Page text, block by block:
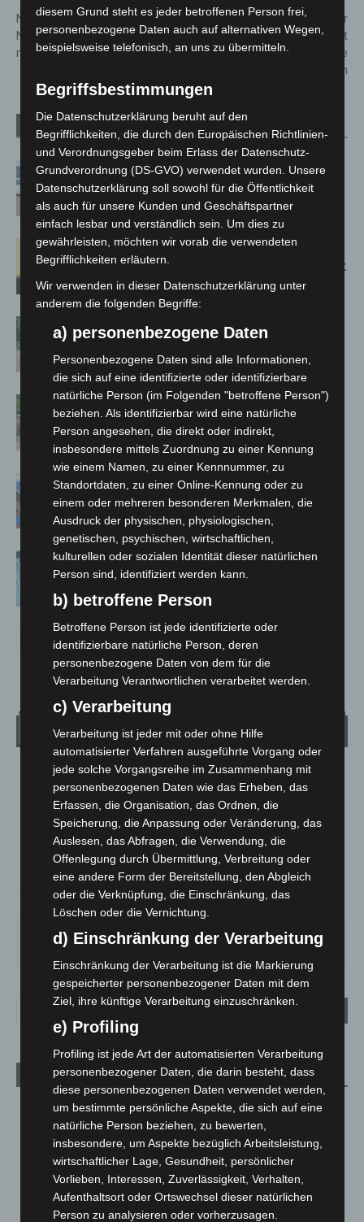
Neue Staffel „Seelöwe & Co.“:
NDR startet ab 8. Dezember
mit 13 frischen Folgen
Johanniter fordern mehr
Unterstützung: Ehrenamt
braucht starke
Rahmenbedingungen
Mehr vom Autor
Niedersachsen: Feuerwehrkräfte
kehren nach Waldbrandeinsatz aus
Spanien zurück
Hannover: Erste Tigermücken-
Population in Niedersachsen entdeckt
Brand im „Haus der Begegnung“ in
Neuwarmbüchen schnell eingedämmt
Region Hannover: 21 neue
Notfallsanitäter starten beim Roten
Kreuz
Mann läuft mit Hockeyschläger über
A7 – Polizei sucht Zeugen
Anklage nach Abschaltung von
„Archetyp Market“ erhoben
Wetter
LANGENHAGEN
Bedeckt
19.1°C 19.5°
17.7°
100%
FR.
19°
SA.
27°
SO.
33
MO.
28°
DI.
22°
Aktuelle Beiträge
Niedersachsen: Feuerwehrkräfte kehren nach
Waldbrandeinsatz aus Spanien zurück
7. August 2026
Hannover: Erste Tigermücken-Population in Niedersachsen
entdeckt
7. August 2026
diesem Grund steht es jeder betroffenen Person frei,
personenbezogene Daten auch auf alternativen Wegen,
beispielsweise telefonisch, an uns zu übermitteln.
Begriffsbestimmungen
Die Datenschutzerklärung beruht auf den
Begrifflichkeiten, die durch den Europäischen Richtlinien-
und Verordnungsgeber beim Erlass der Datenschutz-
Grundverordnung (DS-GVO) verwendet wurden. Unsere
Datenschutzerklärung soll sowohl für die Öffentlichkeit
als auch für unsere Kunden und Geschäftspartner
einfach lesbar und verständlich sein. Um dies zu
gewährleisten, möchten wir vorab die verwendeten
Begrifflichkeiten erläutern.
Wir verwenden in dieser Datenschutzerklärung unter
anderem die folgenden Begriffe:
a) personenbezogene Daten
Personenbezogene Daten sind alle Informationen,
die sich auf eine identifizierte oder identifizierbare
natürliche Person (im Folgenden "betroffene Person")
beziehen. Als identifizierbar wird eine natürliche
Person angesehen, die direkt oder indirekt,
insbesondere mittels Zuordnung zu einer Kennung
wie einem Namen, zu einer Kennnummer, zu
Standortdaten, zu einer Online-Kennung oder zu
einem oder mehreren besonderen Merkmalen, die
Ausdruck der physischen, physiologischen,
genetischen, psychischen, wirtschaftlichen,
kulturellen oder sozialen Identität dieser natürlichen
Person sind, identifiziert werden kann.
b) betroffene Person
Betroffene Person ist jede identifizierte oder
identifizierbare natürliche Person, deren
personenbezogene Daten von dem für die
Verarbeitung Verantwortlichen verarbeitet werden.
c) Verarbeitung
Verarbeitung ist jeder mit oder ohne Hilfe
automatisierter Verfahren ausgeführte Vorgang oder
jede solche Vorgangsreihe im Zusammenhang mit
personenbezogenen Daten wie das Erheben, das
Erfassen, die Organisation, das Ordnen, die
Speicherung, die Anpassung oder Veränderung, das
Auslesen, das Abfragen, die Verwendung, die
Offenlegung durch Übermittlung, Verbreitung oder
eine andere Form der Bereitstellung, den Abgleich
oder die Verknüpfung, die Einschränkung, das
Löschen oder die Vernichtung.
d) Einschränkung der Verarbeitung
Einschränkung der Verarbeitung ist die Markierung
gespeicherter personenbezogener Daten mit dem
Ziel, ihre künftige Verarbeitung einzuschränken.
e) Profiling
Profiling ist jede Art der automatisierten Verarbeitung
personenbezogener Daten, die darin besteht, dass
diese personenbezogenen Daten verwendet werden,
um bestimmte persönliche Aspekte, die sich auf eine
natürliche Person beziehen, zu bewerten,
insbesondere, um Aspekte bezüglich Arbeitsleistung,
wirtschaftlicher Lage, Gesundheit, persönlicher
Vorlieben, Interessen, Zuverlässigkeit, Verhalten,
Aufenthaltsort oder Ortswechsel dieser natürlichen
Person zu analysieren oder vorherzusagen.